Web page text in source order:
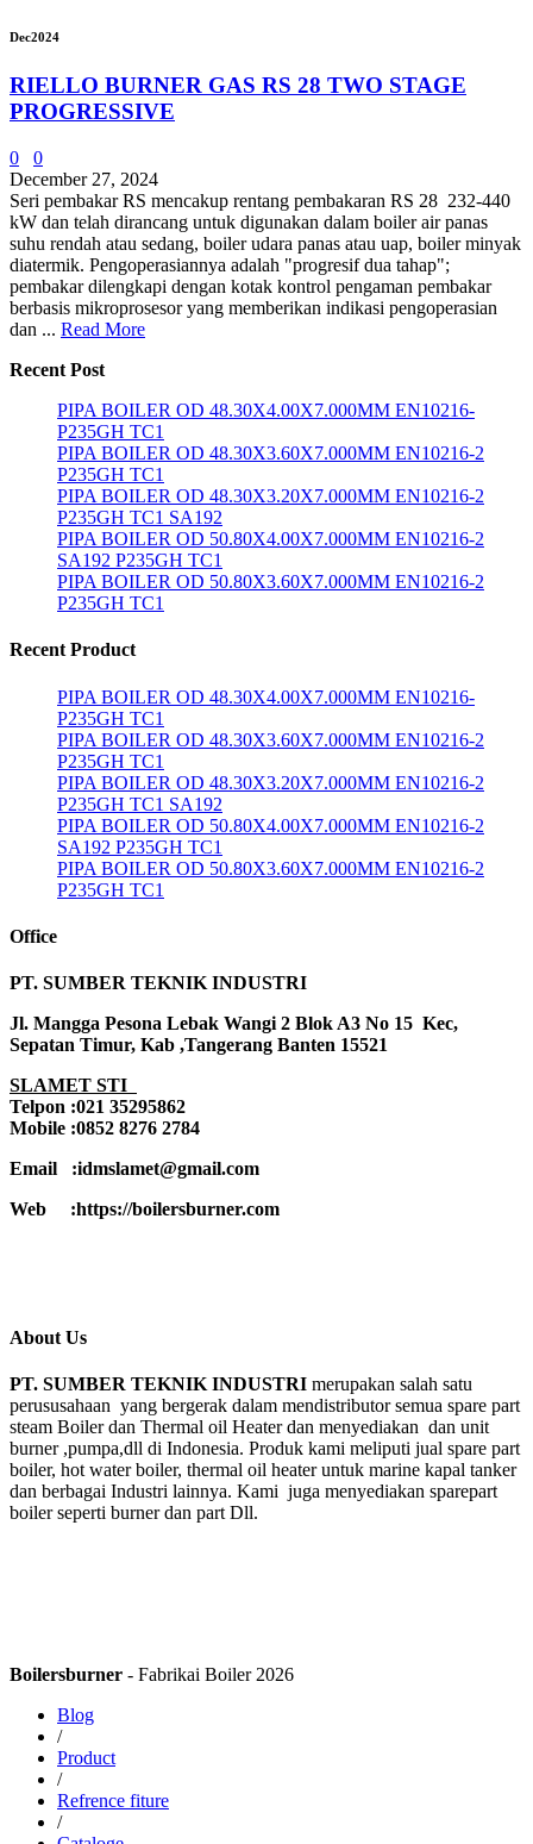
Dec2024
RIELLO BURNER GAS RS 28 TWO STAGE
PROGRESSIVE
0
0
December 27, 2024
Seri pembakar RS mencakup rentang pembakaran RS 28 232-440
kW dan telah dirancang untuk digunakan dalam boiler air panas
suhu rendah atau sedang, boiler udara panas atau uap, boiler minyak
diatermik. Pengoperasiannya adalah "progresif dua tahap";
pembakar dilengkapi dengan kotak kontrol pengaman pembakar
berbasis mikroprosesor yang memberikan indikasi pengoperasian
dan ... Read More
Recent Post
PIPA BOILER OD 48.30X4.00X7.000MM EN10216-
P235GH TC1
PIPA BOILER OD 48.30X3.60X7.000MM EN10216-2
P235GH TC1
PIPA BOILER OD 48.30X3.20X7.000MM EN10216-2
P235GH TC1 SA192
PIPA BOILER OD 50.80X4.00X7.000MM EN10216-2
SA192 P235GH TC1
PIPA BOILER OD 50.80X3.60X7.000MM EN10216-2
P235GH TC1
Recent Product
PIPA BOILER OD 48.30X4.00X7.000MM EN10216-
P235GH TC1
PIPA BOILER OD 48.30X3.60X7.000MM EN10216-2
P235GH TC1
PIPA BOILER OD 48.30X3.20X7.000MM EN10216-2
P235GH TC1 SA192
PIPA BOILER OD 50.80X4.00X7.000MM EN10216-2
SA192 P235GH TC1
PIPA BOILER OD 50.80X3.60X7.000MM EN10216-2
P235GH TC1
Office
PT. SUMBER TEKNIK INDUSTRI
Jl. Mangga Pesona Lebak Wangi 2 Blok A3 No 15 Kec,
Sepatan Timur, Kab ,Tangerang Banten 15521
SLAMET STI
Telpon :021 35295862
Mobile :0852 8276 2784
Email :idmslamet@gmail.com
Web :https://boilersburner.com
About Us
PT. SUMBER TEKNIK INDUSTRI merupakan salah satu
perususahaan yang bergerak dalam mendistributor semua spare part
steam Boiler dan Thermal oil Heater dan menyediakan dan unit
burner ,pumpa,dll di Indonesia. Produk kami meliputi jual spare part
boiler, hot water boiler, thermal oil heater untuk marine kapal tanker
dan berbagai Industri lainnya. Kami juga menyediakan sparepart
boiler seperti burner dan part Dll.
Boilersburner - Fabrikai Boiler 2026
Blog
/
Product
/
Refrence fiture
/